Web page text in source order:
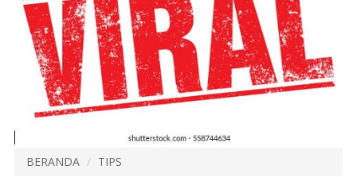
BERANDA TIPS